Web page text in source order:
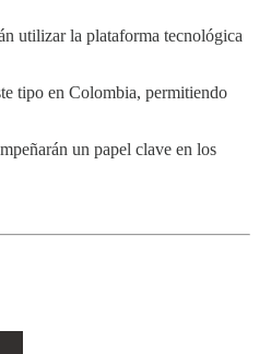
utilizar la plataforma tecnológica
tipo en Colombia, permitiendo
un papel clave en los